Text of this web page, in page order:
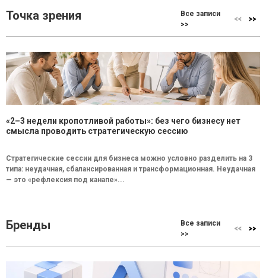
Точка зрения
Все записи
>>
«2–3 недели кропотливой работы»: без чего бизнесу нет
смысла проводить стратегическую сессию
Стратегические сессии для бизнеса можно условно разделить на 3
типа: неудачная, сбалансированная и трансформационная. Неудачная
— это «рефлексия под канапе»...
Бренды
Все записи
>>